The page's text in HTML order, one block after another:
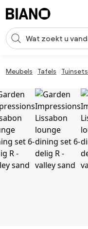
Zoekopdracht invoeren
Meubels Tafels Tuinsets